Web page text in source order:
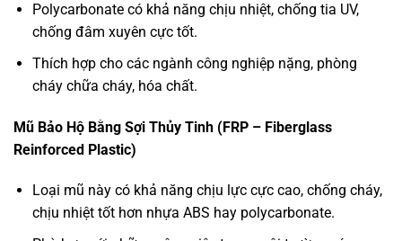
Polycarbonate có khả năng chịu nhiệt, chống tia UV,
chống đâm xuyên cực tốt.
Thích hợp cho các ngành công nghiệp nặng, phòng
cháy chữa cháy, hóa chất.
Mũ Bảo Hộ Bằng Sợi Thủy Tinh (FRP – Fiberglass
Reinforced Plastic)
Loại mũ này có khả năng chịu lực cực cao, chống cháy,
chịu nhiệt tốt hơn nhựa ABS hay polycarbonate.